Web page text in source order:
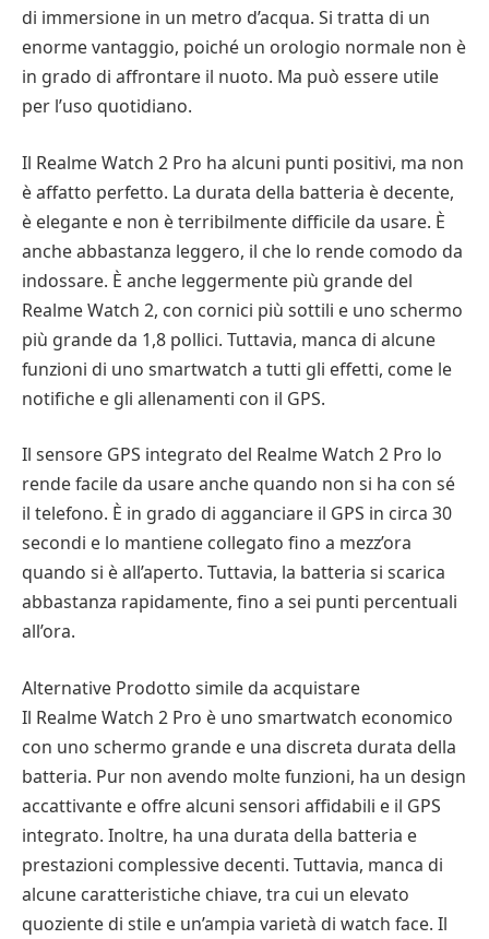
di immersione in un metro d’acqua. Si tratta di un
enorme vantaggio, poiché un orologio normale non è
in grado di affrontare il nuoto. Ma può essere utile
per l’uso quotidiano.
Il Realme Watch 2 Pro ha alcuni punti positivi, ma non
è affatto perfetto. La durata della batteria è decente,
è elegante e non è terribilmente difficile da usare. È
anche abbastanza leggero, il che lo rende comodo da
indossare. È anche leggermente più grande del
Realme Watch 2, con cornici più sottili e uno schermo
più grande da 1,8 pollici. Tuttavia, manca di alcune
funzioni di uno smartwatch a tutti gli effetti, come le
notifiche e gli allenamenti con il GPS.
Il sensore GPS integrato del Realme Watch 2 Pro lo
rende facile da usare anche quando non si ha con sé
il telefono. È in grado di agganciare il GPS in circa 30
secondi e lo mantiene collegato fino a mezz’ora
quando si è all’aperto. Tuttavia, la batteria si scarica
abbastanza rapidamente, fino a sei punti percentuali
all’ora.
Alternative Prodotto simile da acquistare
Il Realme Watch 2 Pro è uno smartwatch economico
con uno schermo grande e una discreta durata della
batteria. Pur non avendo molte funzioni, ha un design
accattivante e offre alcuni sensori affidabili e il GPS
integrato. Inoltre, ha una durata della batteria e
prestazioni complessive decenti. Tuttavia, manca di
alcune caratteristiche chiave, tra cui un elevato
quoziente di stile e un’ampia varietà di watch face. Il